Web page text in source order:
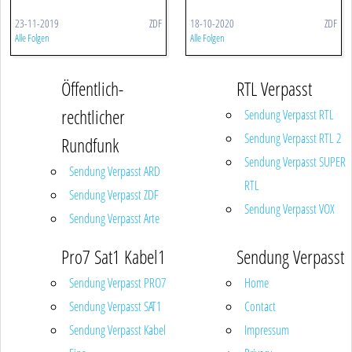
23-11-2019 ZDF
Alle Folgen
18-10-2020 ZDF
Alle Folgen
Öffentlich-
rechtlicher
Rundfunk
Sendung Verpasst ARD
Sendung Verpasst ZDF
Sendung Verpasst Arte
RTL Verpasst
Sendung Verpasst RTL
Sendung Verpasst RTL 2
Sendung Verpasst SUPER
RTL
Sendung Verpasst VOX
Pro7 Sat1 Kabel1
Sendung Verpasst PRO7
Sendung Verpasst SAT1
Sendung Verpasst Kabel
Sendung Verpasst
Home
Contact
Impressum